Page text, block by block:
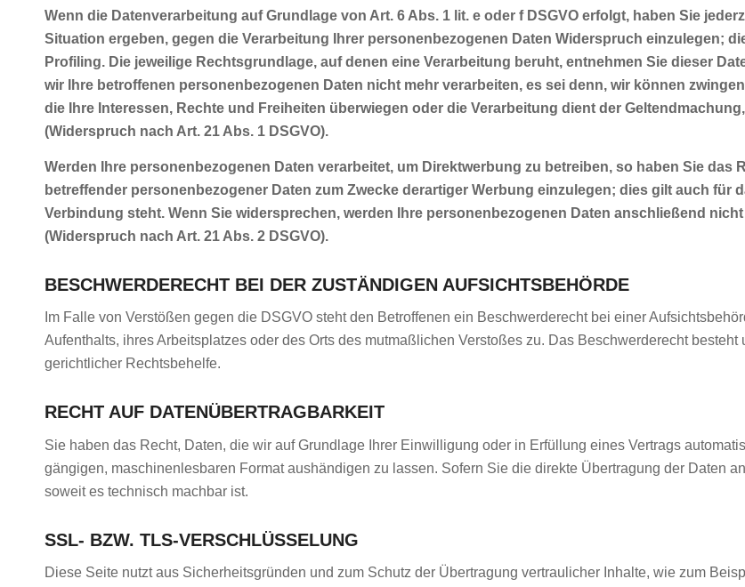
Wenn die Datenverarbeitung auf Grundlage von Art. 6 Abs. 1 lit. e oder f DSGVO erfolgt, haben Sie
Situation ergeben, gegen die Verarbeitung Ihrer personenbezogenen Daten Widerspruch einzulegen;
Profiling. Die jeweilige Rechtsgrundlage, auf denen eine Verarbeitung beruht, entnehmen Sie dieser
wir Ihre betroffenen personenbezogenen Daten nicht mehr verarbeiten, es sei denn, wir können
die Ihre Interessen, Rechte und Freiheiten überwiegen oder die Verarbeitung dient der
(Widerspruch nach Art. 21 Abs. 1 DSGVO).
Werden Ihre personenbezogenen Daten verarbeitet, um Direktwerbung zu betreiben, so haben Sie das
betreffender personenbezogener Daten zum Zwecke derartiger Werbung einzulegen; dies gilt auch für
Verbindung steht. Wenn Sie widersprechen, werden Ihre personenbezogenen Daten anschließend
(Widerspruch nach Art. 21 Abs. 2 DSGVO).
BESCHWERDERECHT BEI DER ZUSTÄNDIGEN AUFSICHTSBEHÖRDE
Im Falle von Verstößen gegen die DSGVO steht den Betroffenen ein Beschwerderecht bei einer
Aufenthalts, ihres Arbeitsplatzes oder des Orts des mutmaßlichen Verstoßes zu. Das Beschwerderecht
gerichtlicher Rechtsbehelfe.
RECHT AUF DATENÜBERTRAGBARKEIT
Sie haben das Recht, Daten, die wir auf Grundlage Ihrer Einwilligung oder in Erfüllung eines Vertrags
gängigen, maschinenlesbaren Format aushändigen zu lassen. Sofern Sie die direkte Übertragung der Daten
soweit es technisch machbar ist.
SSL- BZW. TLS-VERSCHLÜSSELUNG
Diese Seite nutzt aus Sicherheitsgründen und zum Schutz der Übertragung vertraulicher Inhalte, wie zum